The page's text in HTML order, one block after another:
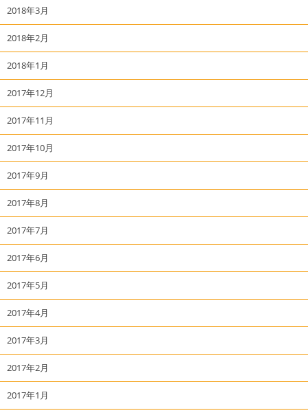
2018年3月
2018年2月
2018年1月
2017年12月
2017年11月
2017年10月
2017年9月
2017年8月
2017年7月
2017年6月
2017年5月
2017年4月
2017年3月
2017年2月
2017年1月